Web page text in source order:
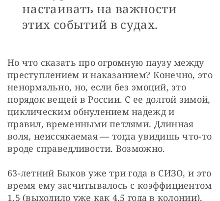
настаивать на важности
этих событий в судах.
Но что сказать про огромную паузу между
преступлением и наказанием? Конечно, это
ненормально, но, если без эмоций, это
порядок вещей в России. С ее долгой зимой,
циклическим обнулением надежд и
правил, временными петлями. Длинная
воля, неиссякаемая — тогда увидишь что-то
вроде справедливости. Возможно.
63-летний Быков уже три года в СИЗО, и это
время ему засчитывалось с коэффициентом
1,5 (выходило уже как 4,5 года в колонии).